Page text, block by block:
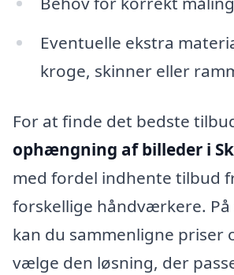
Eventuelle ekstra
kroge, skinner eller
For at finde det bedste
ophængning af billeder i
med fordel indhente tilbud
forskellige håndværkere. På
kan du sammenligne priser
vælge den løsning, der